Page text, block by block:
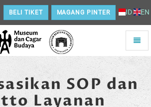
BELI TIKET MAGANG PINTER ID EN
Toggle
SOP dan
Layanan